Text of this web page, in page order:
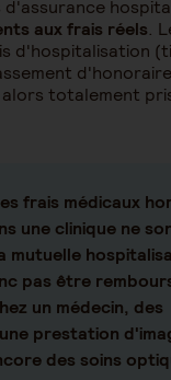
aux frais réels.
d'hospitalisation
totalement
frais médicaux
une clinique ne
mutuelle
pas être
un médecin, des
prestation
des soins